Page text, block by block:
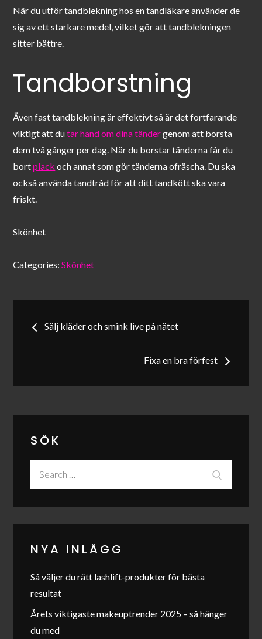
När du utför tandblekning hos en tandläkare använder de
sig av ett starkare medel, vilket gör att tandblekningen
sitter bättre.
Tandborstning
Även fast tandblekning är effektivt så är det fortfarande
viktigt att dutar hand om dina tändergenom att borsta
dem två gånger per dag. När du borstar tänderna får du
bortplack och annat som gör tänderna ofräscha. Du ska
också använda tandtråd för att ditt tandkött ska vara
friskt.
Skönhet
Categories:Skönhet
Inläggsnavigering
Sälj kläder och smink live på nätet
Fixa en bra förfest
SÖK
NYA INLÄGG
Så väljer du rätt lashlift-produkter för bästa
resultat
Årets viktigaste makeuptrender 2025 – så hänger
du med